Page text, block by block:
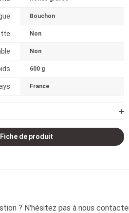
Bouchon
Non
Non
600 g
France
Fiche de produit
? N'hésitez pas à nous